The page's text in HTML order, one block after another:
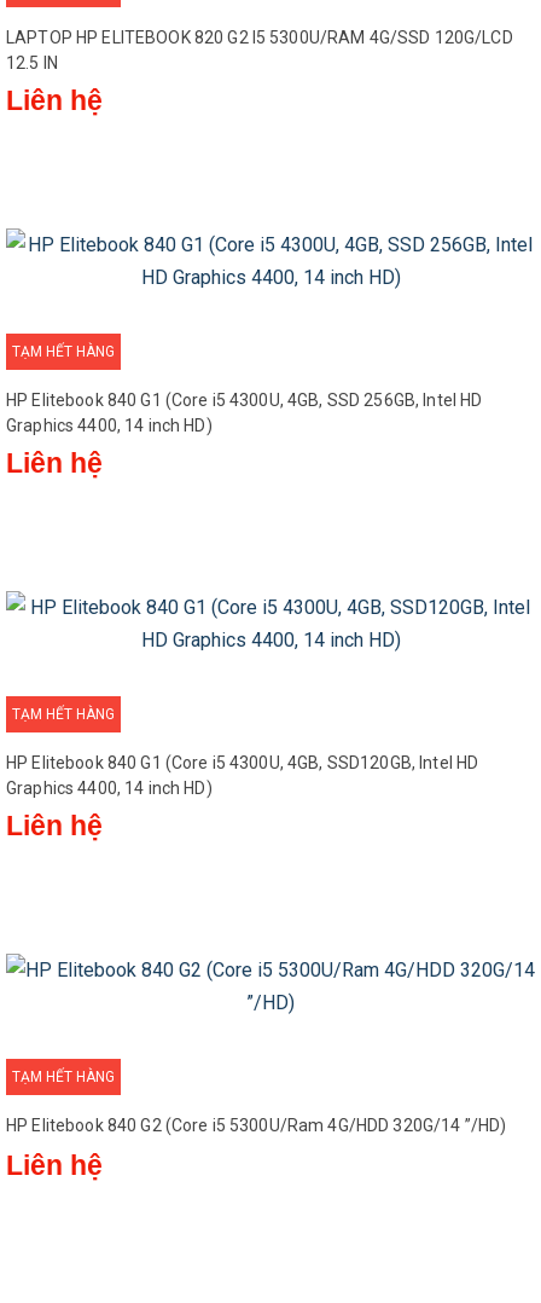
LAPTOP HP ELITEBOOK 820 G2 I5 5300U/RAM 4G/SSD 120G/LCD
12.5 IN
Liên hệ
TẠM HẾT HÀNG
HP Elitebook 840 G1 (Core i5 4300U, 4GB, SSD 256GB, Intel HD
Graphics 4400, 14 inch HD)
Liên hệ
TẠM HẾT HÀNG
HP Elitebook 840 G1 (Core i5 4300U, 4GB, SSD120GB, Intel HD
Graphics 4400, 14 inch HD)
Liên hệ
TẠM HẾT HÀNG
HP Elitebook 840 G2 (Core i5 5300U/Ram 4G/HDD 320G/14 ”/HD)
Liên hệ